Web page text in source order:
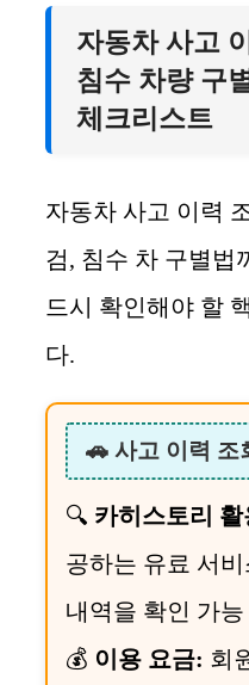
자동차 사고
침수 차량 구
체크리스트
자동차 사고 이력
검, 침수 차 구별법
드시 확인해야 할
다.
🚗 사고 이력 조
🔍 카히스토리 활
공하는 유료 서비
내역을 확인 가능
💰 이용 요금: 회